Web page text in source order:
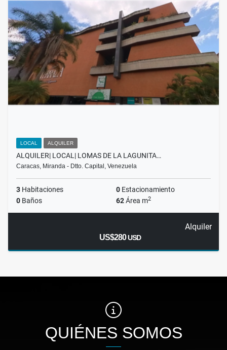
LOCAL ALQUILER
ALQUILER| LOCAL| LOMAS DE LA LAGUNITA…
Caracas, Miranda - Dtto. Capital, Venezuela
3 Habitaciones 0 Estacionamiento
0 Baños 62Área m2
Alquiler
US$280USD
QUIÉNES SOMOS